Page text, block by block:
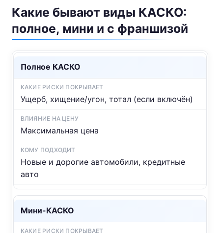
Какие бывают виды КАСКО:
полное, мини и с франшизой
Полное КАСКО
Ущерб, хищение/угон, тотал (если включён)
Максимальная цена
Новые и дорогие автомобили, кредитные
авто
Мини-КАСКО